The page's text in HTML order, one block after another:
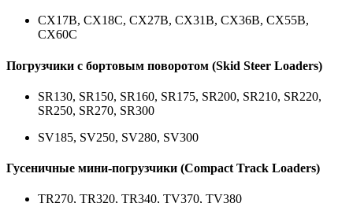
CX17B, CX18C, CX27B, CX31B, CX36B, CX55B,
CX60C
Погрузчики с бортовым поворотом (Skid Steer Loaders)
SR130, SR150, SR160, SR175, SR200, SR210, SR220,
SR250, SR270, SR300
SV185, SV250, SV280, SV300
Гусеничные мини-погрузчики (Compact Track Loaders)
TR270, TR320, TR340, TV370, TV380